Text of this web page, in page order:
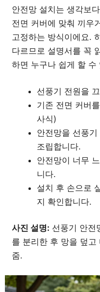
안전망 설치는 생각보
전면 커버에 맞춰 끼우
고정하는 방식이에요.
다르므로 설명서를 꼭
하면 누구나 쉽게 할 수
선풍기 전원을
기존 전면 커버
사식)
안전망을 선풍
조립합니다.
안전망이 너무
니다.
설치 후 손으로
지 확인합니다.
사진 설명: 선풍기 안전
를 분리한 후 망을 덮고
줌.